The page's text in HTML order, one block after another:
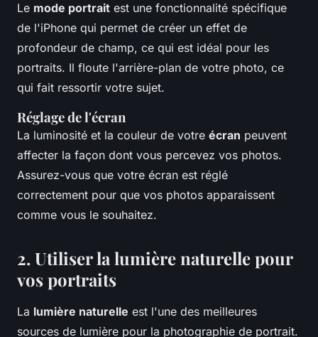
Le mode portrait est une fonctionnalité spécifique
de l'iPhone qui permet de créer un effet de
profondeur de champ, ce qui est idéal pour les
portraits. Il floute l'arrière-plan de votre photo, ce
qui fait ressortir votre sujet.
Réglage de l'écran
La luminosité et la couleur de votre écran peuvent
affecter la façon dont vous percevez vos photos.
Assurez-vous que votre écran est réglé
correctement pour que vos photos apparaissent
comme vous le souhaitez.
2. Utiliser la lumière naturelle pour
vos portraits
La lumière naturelle est l'une des meilleures
sources de lumière pour la photographie de portrait.